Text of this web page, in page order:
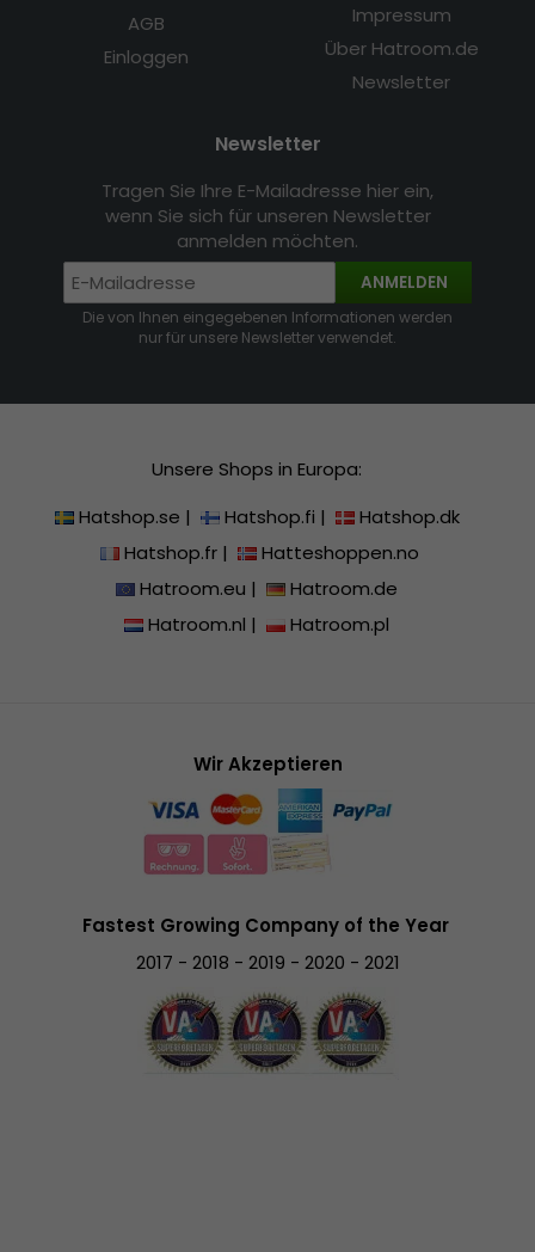
AGB
Einloggen
Impressum
Über Hatroom.de
Newsletter
Newsletter
Tragen Sie Ihre E-Mailadresse hier ein,
wenn Sie sich für unseren Newsletter
anmelden möchten.
ANMELDEN
Die von Ihnen eingegebenen Informationen werden
nur für unsere Newsletter verwendet.
Unsere Shops in Europa:
Hatshop.se | Hatshop.fi |
Hatshop.dk
Hatshop.fr|
Hatteshoppen.no
Hatroom.eu |
Hatroom.de
Hatroom.nl | Hatroom.pl
Wir Akzeptieren
Fastest Growing Company of the Year
2017 - 2018 - 2019 - 2020 - 2021